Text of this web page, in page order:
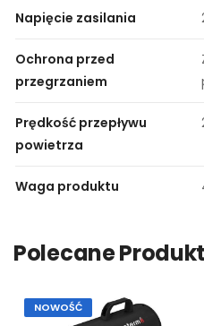
Napięcie zasilania
Ochrona przed
przegrzaniem
Prędkość przepływu
powietrza
Waga produktu
Polecane
NOWOŚĆ